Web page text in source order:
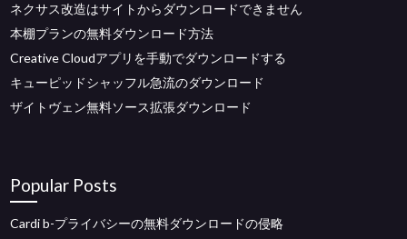
ネクサス改造はサイトからダウンロードできません
本棚プランの無料ダウンロード方法
Creative Cloudアプリを手動でダウンロードする
キューピッドシャッフル急流のダウンロード
ザイトヴェン無料ソース拡張ダウンロード
Popular Posts
Cardi b-プライバシーの無料ダウンロードの侵略